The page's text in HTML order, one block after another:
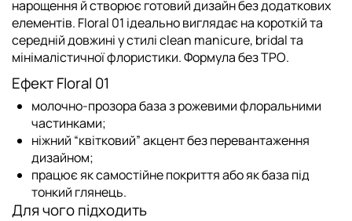
нарощення й створює готовий дизайн без додаткових
елементів. Floral 01 ідеально виглядає на короткій та
середній довжині у стилі clean manicure, bridal та
мінімалістичної флористики. Формулабез TPO.
Ефект Floral 01
молочно-прозора база з рожевими флоральними
частинками;
ніжний “квітковий” акцент без перевантаження
дизайном;
працює як самостійне покриття або як база під
тонкий глянець.
Для чого підходить